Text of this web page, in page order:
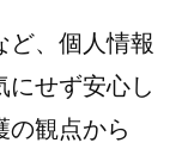
ど、個人情報
にせず安心し
の観点から